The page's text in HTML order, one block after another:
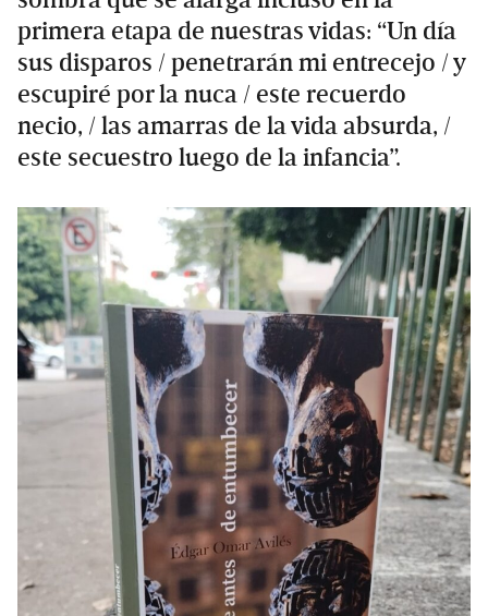
primera etapa de nuestras vidas: “Un día
sus disparos / penetrarán mi entrecejo / y
escupiré por la nuca / este recuerdo
necio, / las amarras de la vida absurda, /
este secuestro luego de la infancia”.